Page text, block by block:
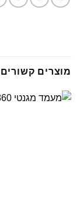
מוצרים קשורים